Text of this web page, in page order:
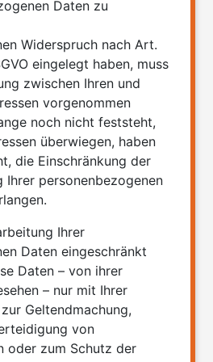
Daten zu
Widerspruch nach Art.
eingelegt haben, muss
zwischen Ihren und
vorgenommen
noch nicht feststeht,
überwiegen, haben
die Einschränkung der
Ihrer personenbezogenen
Ihrer
Daten eingeschränkt
Daten – von ihrer
– nur mit Ihrer
Geltendmachung,
von
oder zum Schutz der